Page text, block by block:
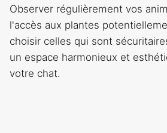
Observer régulièrement vos
l'accès aux plantes
choisir celles qui sont
un espace harmonieux et
votre chat.